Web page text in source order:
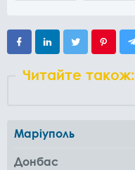
Читайте також:
Маріуполь
Донбас